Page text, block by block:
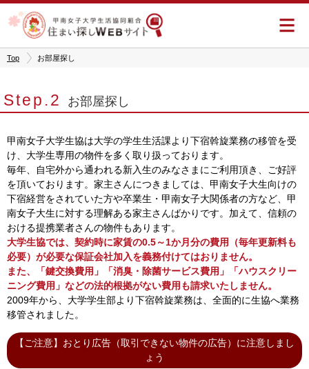
Top お部屋探し
Step.2 お部屋探し
甲南女子大学生協は大学の学生生活課より下宿斡旋業務の移管を受
け、大学生専用の物件を多く取り扱っております。
毎年、自宅外から通われる新入生のみなさまにご利用頂き、ご好評
を頂いております。家主さんにつきましては、甲南女子大生向けの
下宿経営をされていた方や卒業生・甲南女子大関係者の方など、甲
南女子大生に対する理解ある家主さんばかりです。加えて、信頼の
おける提携業者さんの物件もあります。
大学生協では、契約時に家賃の0.5～1か月分の費用（毎年更新料も
必要）が必要な保証会社加入を義務付けてはおりません。
また、「鍵交換費用」「消臭・除菌サービス費用」「ハウスクリー
ニング費用」などの法的根拠がない費用も請求いたしません。
2009年から、大学学生部より下宿斡旋業務は、全面的に生協へ業務
移管されました。
【ご注意】おとり広告（取引できない物件の広告）に注意しまし
ょう